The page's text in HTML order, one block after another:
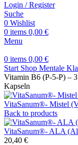
Login / Register
Suche
0 Wishlist
0 items 0,00 €
Menu
0 items 0,00 €
Start Shop Mentale
Vitamin B6 (P-5-P) –
Kapseln
VitaSanum®- Mistel
Back to products
VitaSanum®- ALA
20,40 €